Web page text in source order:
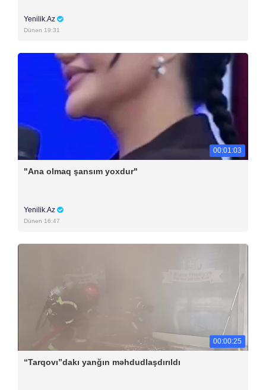
Yenilik.Az
Dünən 19:31
00:01:03
"Ana olmaq şansım yoxdur"
Yenilik.Az
Dünən 16:47
00:00:25
“Tarqovı”dakı yanğın məhdudlaşdırıldı